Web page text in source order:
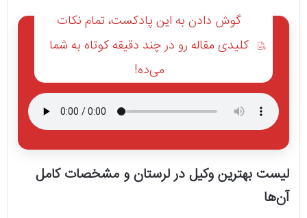
گوش دادن به این پادکست، تمام نکات
کلیدی مقاله رو در چند دقیقه کوتاه به شما
می‌ده!
لیست بهترین وکیل در لرستان و مشخصات کامل
آن‌ها